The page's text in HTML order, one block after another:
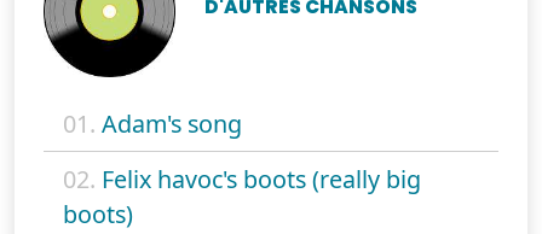
D'AUTRES CHANSONS
01. Adam's song
02. Felix havoc's boots (really big
boots)